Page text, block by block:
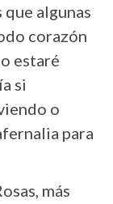
que algunas
corazón
estaré
si
o
para
más